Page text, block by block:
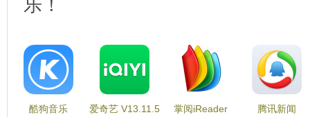
乐！
酷狗音乐
爱奇艺 V13.11.5
掌阅iReader
腾讯新闻